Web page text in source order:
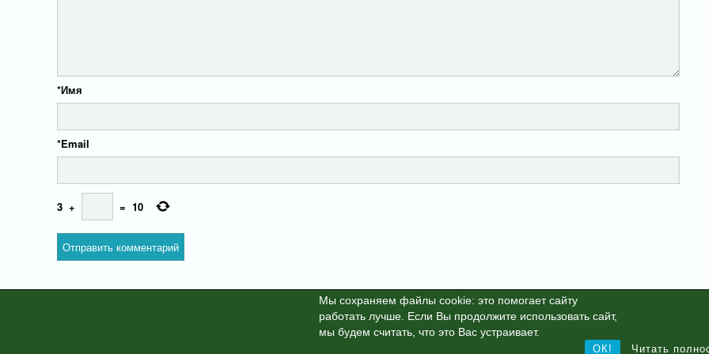
Мы cохраняем файлы cookie: это помогает сайту
работать лучше. Если Вы продолжите использовать сайт,
мы будем считать, что это Вас устраивает.
ОК! Читать
Имя
*
Email
*
3 + = 10
© info-dimurra.ru 2025г. This site is protected by reCAPTCHA and the Google